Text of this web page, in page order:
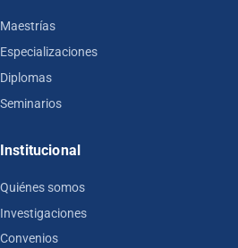
Maestrías
Especializaciones
Diplomas
Seminarios
Institucional
Quiénes somos
Investigaciones
Convenios